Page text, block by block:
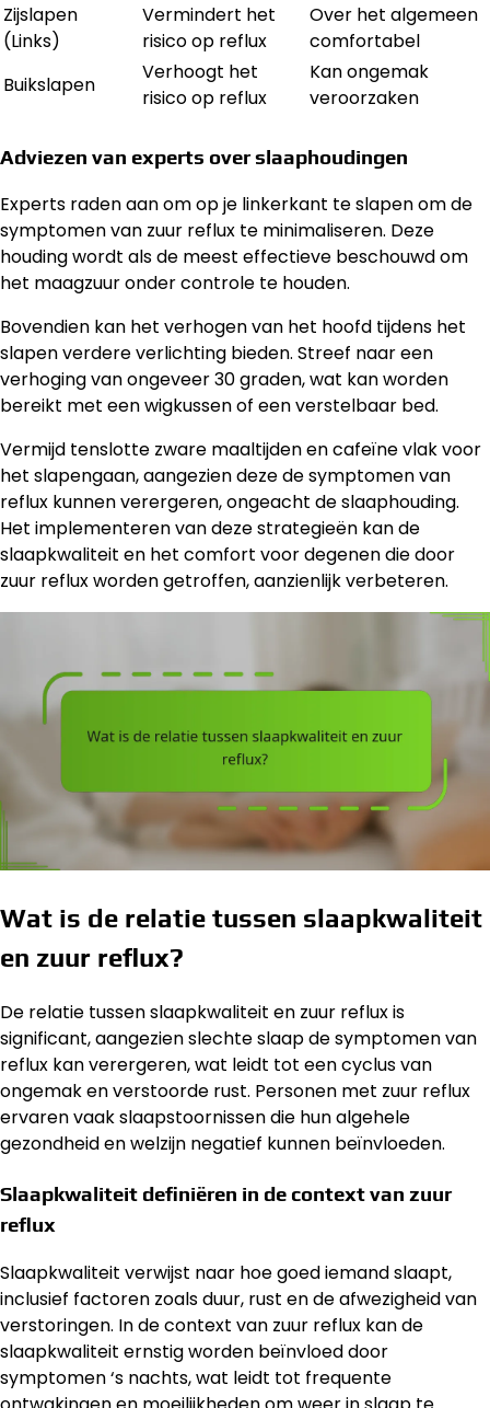
Zijslapen
(Links)
Vermindert het
risico op reflux
Over het algemeen
comfortabel
Buikslapen
Verhoogt het
risico op reflux
Kan ongemak
veroorzaken
Adviezen van experts over slaaphoudingen
Experts raden aan om op je linkerkant te slapen om de
symptomen van zuur reflux te minimaliseren. Deze
houding wordt als de meest effectieve beschouwd om
het maagzuur onder controle te houden.
Bovendien kan het verhogen van het hoofd tijdens het
slapen verdere verlichting bieden. Streef naar een
verhoging van ongeveer 30 graden, wat kan worden
bereikt met een wigkussen of een verstelbaar bed.
Vermijd tenslotte zware maaltijden en cafeïne vlak voor
het slapengaan, aangezien deze de symptomen van
reflux kunnen verergeren, ongeacht de slaaphouding.
Het implementeren van deze strategieën kan de
slaapkwaliteit en het comfort voor degenen die door
zuur reflux worden getroffen, aanzienlijk verbeteren.
Wat is de relatie tussen slaapkwaliteit
en zuur reflux?
De relatie tussen slaapkwaliteit en zuur reflux is
significant, aangezien slechte slaap de symptomen van
reflux kan verergeren, wat leidt tot een cyclus van
ongemak en verstoorde rust. Personen met zuur reflux
ervaren vaak slaapstoornissen die hun algehele
gezondheid en welzijn negatief kunnen beïnvloeden.
Slaapkwaliteit definiëren in de context van zuur
reflux
Slaapkwaliteit verwijst naar hoe goed iemand slaapt,
inclusief factoren zoals duur, rust en de afwezigheid van
verstoringen. In de context van zuur reflux kan de
slaapkwaliteit ernstig worden beïnvloed door
symptomen ‘s nachts, wat leidt tot frequente